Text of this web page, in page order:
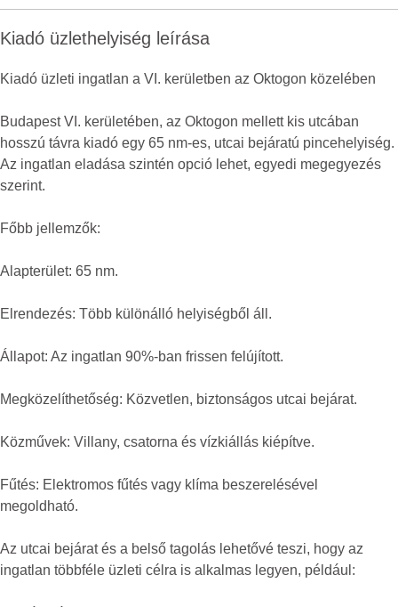
Kiadó üzlethelyiség leírása
Kiadó üzleti ingatlan a VI. kerületben az Oktogon közelében
Budapest VI. kerületében, az Oktogon mellett kis utcában
hosszú távra kiadó egy 65 nm-es, utcai bejáratú pincehelyiség.
Az ingatlan eladása szintén opció lehet, egyedi megegyezés
szerint.
Főbb jellemzők:
Alapterület: 65 nm.
Elrendezés: Több különálló helyiségből áll.
Állapot: Az ingatlan 90%-ban frissen felújított.
Megközelíthetőség: Közvetlen, biztonságos utcai bejárat.
Közművek: Villany, csatorna és vízkiállás kiépítve.
Fűtés: Elektromos fűtés vagy klíma beszerelésével
megoldható.
Az utcai bejárat és a belső tagolás lehetővé teszi, hogy az
ingatlan többféle üzleti célra is alkalmas legyen, például: